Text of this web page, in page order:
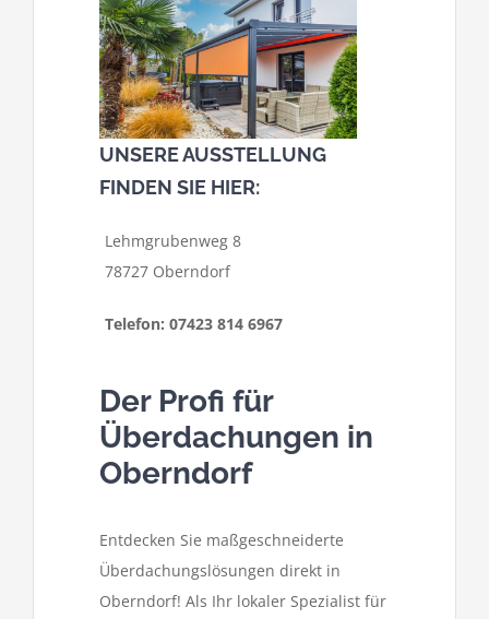
UNSERE AUSSTELLUNG
FINDEN SIE HIER:
Lehmgrubenweg 8
78727 Oberndorf
Telefon: 07423 814 6967
Der Profi für
Überdachungen in
Oberndorf
Entdecken Sie maßgeschneiderte
Überdachungslösungen direkt in
Oberndorf! Als Ihr lokaler Spezialist für